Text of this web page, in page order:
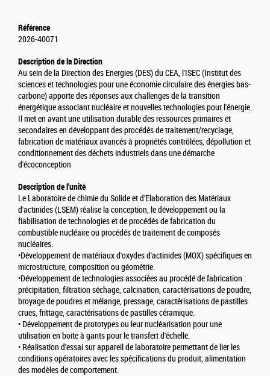
Référence
2026-40071
Description de la Direction
Au sein de la Direction des Energies (DES) du CEA, l'ISEC (Institut des
sciences et technologies pour une économie circulaire des énergies bas-
carbone) apporte des réponses aux challenges de la transition
énergétique associant nucléaire et nouvelles technologies pour l'énergie.
Il met en avant une utilisation durable des ressources primaires et
secondaires en développant des procédés de traitement/recyclage,
fabrication de matériaux avancés à propriétés contrôlées, dépollution et
conditionnement des déchets industriels dans une démarche
d'écoconception
Description de l'unité
Le Laboratoire de chimie du Solide et d'Elaboration des Matériaux
d'actinides (LSEM) réalise la conception, le développement ou la
fiabilisation de technologies et de procédés de fabrication du
combustible nucléaire ou procédés de traitement de composés
nucléaires.
•Développement de matériaux d'oxydes d'actinides (MOX) spécifiques en
microstructure, composition ou géométrie.
•Développement de technologies associées au procédé de fabrication :
précipitation, filtration séchage, calcination, caractérisations de poudre,
broyage de poudres et mélange, pressage, caractérisations de pastilles
crues, frittage, caractérisations de pastilles céramique.
• Développement de prototypes ou leur nucléarisation pour une
utilisation en boite à gants pour le transfert d'échelle.
• Réalisation d'essai sur appareil de laboratoire permettant de lier les
conditions opératoires avec les spécifications du produit; alimentation
des modèles de comportement.